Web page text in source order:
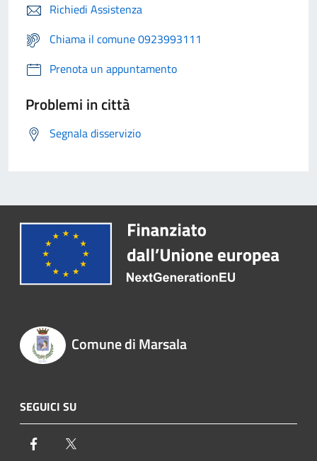
Richiedi Assistenza
Chiama il comune 0923993111
Prenota un appuntamento
Problemi in città
Segnala disservizio
Comune di Marsala
SEGUICI SU
Facebook